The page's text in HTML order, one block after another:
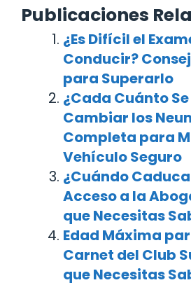
Publicaciones
¿Es Difícil el
Conducir?
para Superarlo
¿Cada Cuánto
Cambiar los
Completa para
Vehículo Seguro
¿Cuándo
Acceso a la
que Necesitas
Edad Máxima
Carnet del Club
que Necesitas